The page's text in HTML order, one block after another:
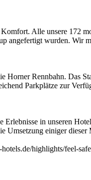
Alle unsere 172
angefertigt wurden. Wir
Rennbahn. Das
Parkplätze zur
in unseren
einiger
highlights/feel-safe